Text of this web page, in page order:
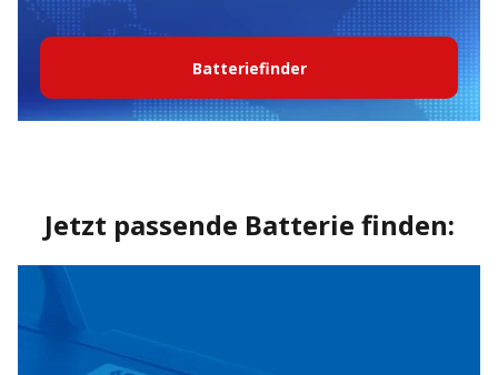
Batteriefinder
Jetzt passende Batterie finden: